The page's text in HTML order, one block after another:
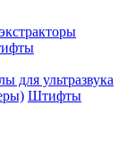
для ультразвука
Штифты